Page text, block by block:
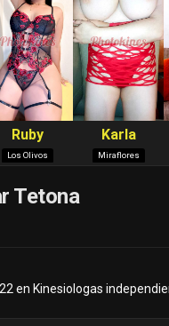
Tetona
en Kinesiologas